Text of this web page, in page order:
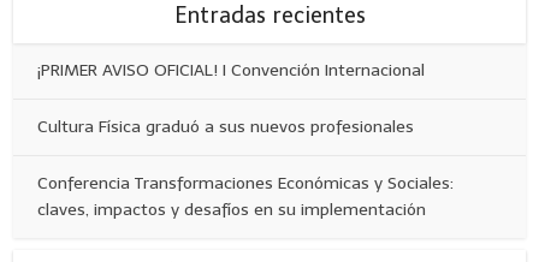
Entradas recientes
¡PRIMER AVISO OFICIAL! I Convención Internacional
Cultura Física graduó a sus nuevos profesionales
Conferencia Transformaciones Económicas y Sociales:
claves, impactos y desafíos en su implementación